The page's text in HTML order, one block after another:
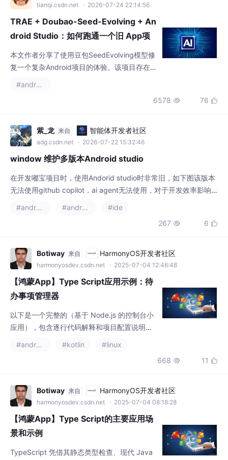
tianqi.csdn.net · 2026-07-24 22:14:56
TRAE + Doubao-Seed-Evolving + An
droid Studio：如何跑通一个旧 App项
目
本文作者分享了使用豆包SeedEvolving模型修
复一个复杂Android项目的体验。该项目存在2
后又处理了原生库重复、Guava冲突等隐藏问
题，并修正Kotlin智能转换错误。最终解决真机
闪退的渐变角度兼容性问题。
#android studio
6578  76 
紫_龙 来自 智能体开发者社区
adg.csdn.net · 2026-07-22 15:32:46
window 维护多版本Android studio
在开发嘟宝项目时，使用Andorid studio时非常旧，如下图该版本
无法使用github copilot，ai agent无法使用，对于开发效率影响
用的google-webrtc-1.0.32006.aar，需要更新。新版本Andorid
#android studio #android
#ide
267  6 
Botiway 来自 HarmonyOS开发者社区
harmonyosdev.csdn.net · 2025-07-04 12:46:48
【鸿蒙App】Type Script应用示例：待
办事项管理器
以下是一个完整的（基于 Node.js 的控制台小
应用），包含逐行代码解释和项目配置说明。
#android studio #kotlin
#linux
668  11 
Botiway 来自 HarmonyOS开发者社区
harmonyosdev.csdn.net · 2025-07-04 08:18:28
【鸿蒙App】Type Script的主要应用场
景和示例
TypeScript 凭借其静态类型检查、现代 Java